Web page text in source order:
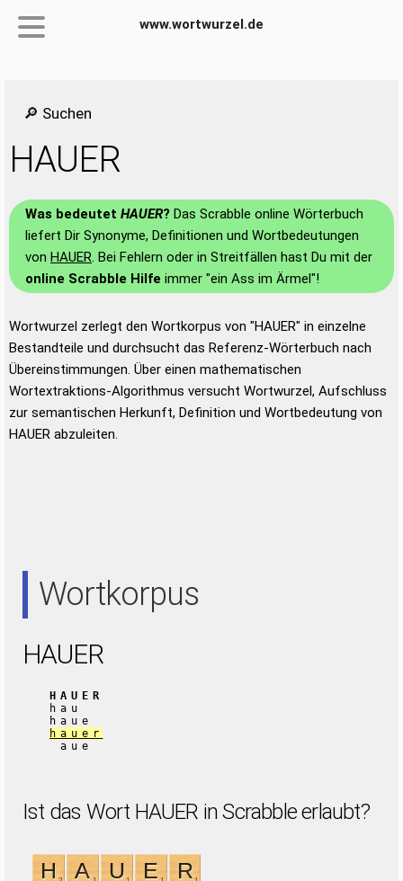
www.wortwurzel.de
🔎 Suchen
HAUER
Was bedeutet HAUER? Das Scrabble online Wörterbuch
liefert Dir Synonyme, Definitionen und Wortbedeutungen
von HAUER. Bei Fehlern oder in Streitfällen hast Du mit der
online Scrabble Hilfe immer "ein Ass im Ärmel"!
Wortwurzel zerlegt den Wortkorpus von "HAUER" in einzelne
Bestandteile und durchsucht das Referenz-Wörterbuch nach
Übereinstimmungen. Über einen mathematischen
Wortextraktions-Algorithmus versucht Wortwurzel, Aufschluss
zur semantischen Herkunft, Definition und Wortbedeutung von
HAUER abzuleiten.
Wortkorpus
HAUER
HAUER
hau
haue
hauer
aue
Ist das Wort HAUER in Scrabble erlaubt?